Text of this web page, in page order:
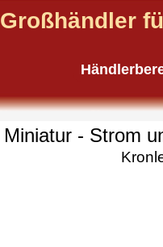
Großhändler
Miniatur - Strom